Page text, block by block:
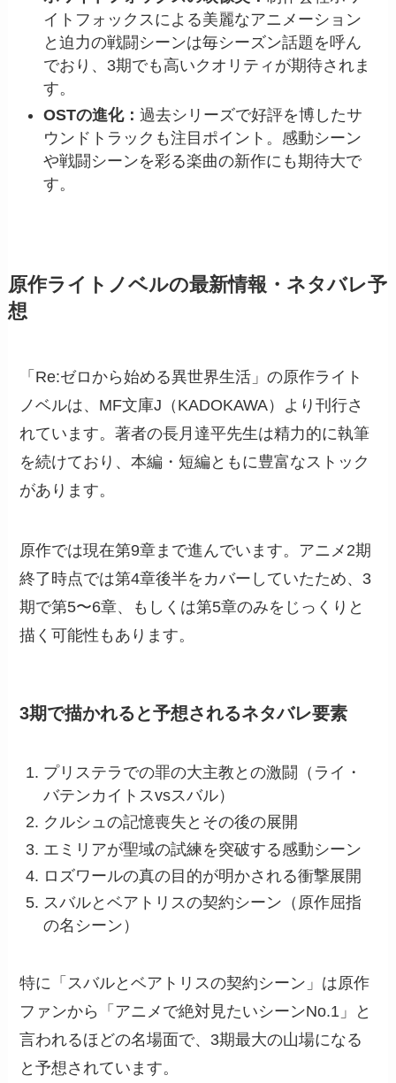
イトフォックスによる美麗なアニメーション
と迫力の戦闘シーンは毎シーズン話題を呼ん
でおり、3期でも高いクオリティが期待されま
す。
OSTの進化：過去シリーズで好評を博したサ
ウンドトラックも注目ポイント。感動シーン
や戦闘シーンを彩る楽曲の新作にも期待大で
す。
原作ライトノベルの最新情報・ネタバレ予
想
「Re:ゼロから始める異世界生活」の原作ライト
ノベルは、MF文庫J（KADOKAWA）より刊行さ
れています。著者の長月達平先生は精力的に執筆
を続けており、本編・短編ともに豊富なストック
があります。
原作では現在第9章まで進んでいます。アニメ2期
終了時点では第4章後半をカバーしていたため、3
期で第5〜6章、もしくは第5章のみをじっくりと
描く可能性もあります。
3期で描かれると予想されるネタバレ要素
プリステラでの罪の大主教との激闘（ライ・
バテンカイトスvsスバル）
クルシュの記憶喪失とその後の展開
エミリアが聖域の試練を突破する感動シーン
ロズワールの真の目的が明かされる衝撃展開
スバルとベアトリスの契約シーン（原作屈指
の名シーン）
特に「スバルとベアトリスの契約シーン」は原作
ファンから「アニメで絶対見たいシーンNo.1」と
言われるほどの名場面で、3期最大の山場になる
と予想されています。